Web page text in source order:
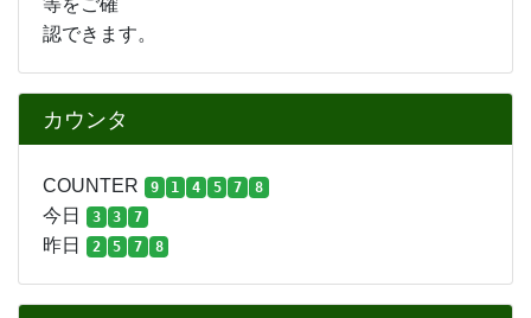
等をご確
認できます。
カウンタ
COUNTER 9 1 4 5 7 8
今日 3 3 7
昨日 2 5 7 8